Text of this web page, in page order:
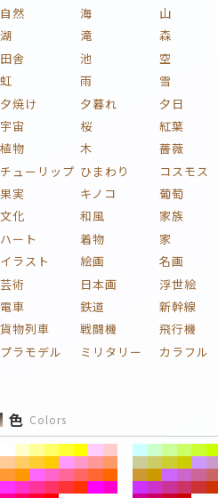
自然
海 山
湖
滝 森
田舎
池 空
虹
雨 雪
夕焼け
夕暮れ 夕日
宇宙
桜 紅葉
植物
木 薔薇
チューリップ ひまわり コスモス
果実
キノコ 葡萄
文化
和風 家族
ハート
着物 家
イラスト
絵画 名画
芸術
日本画 浮世絵
電車
鉄道 新幹線
貨物列車
戦闘機 飛行機
プラモデル
ミリタリー カラフル
色 Colors